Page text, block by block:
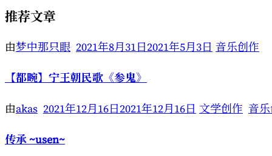
推荐文章
由梦中那只眼 2021年8月31日2021年5月3日 音乐创作
【都畹】宁王朝民歌《参鬼》
由akas 2021年12月16日2021年12月16日 文学创作 音
传承 ~usen~